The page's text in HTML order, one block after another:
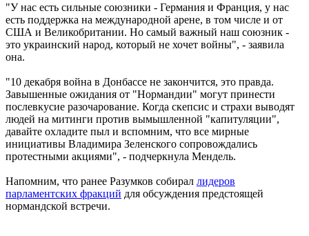
"У нас есть сильные союзники - Германия и Франция, у нас
есть поддержка на международной арене, в том числе и от
США и Великобритании. Но самый важный наш союзник -
это украинский народ, который не хочет войны", - заявила
она.
"10 декабря война в Донбассе не закончится, это правда.
Завышенные ожидания от "Нормандии" могут принести
послевкусие разочарование. Когда скепсис и страхи выводят
людей на митинги против вымышленной "капитуляции",
давайте охладите пыл и вспомним, что все мирные
инициативы Владимира Зеленского сопровождались
протестными акциями", - подчеркнула Мендель.
Напомним, что ранее Разумков собирал лидеров
парламентских фракций для обсуждения предстоящей
нормандской встречи.